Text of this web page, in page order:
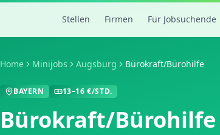
Stellen Firmen Für Jobsuchende
Home Minijobs Augsburg Bürokraft/Bürohilfe
BAYERN 13–16 €/STD.
Bürokraft/Bürohilfe